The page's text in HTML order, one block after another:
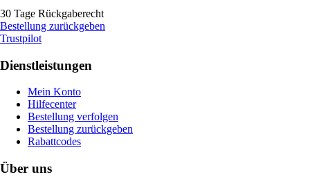
30 Tage Rückgaberecht
Bestellung zurückgeben
Trustpilot
Dienstleistungen
Mein Konto
Hilfecenter
Bestellung verfolgen
Bestellung zurückgeben
Rabattcodes
Über uns